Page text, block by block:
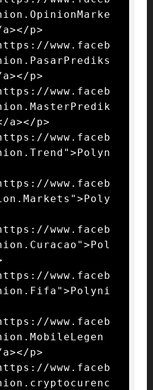
p>
www.faceb
p>
www.faceb
a></p>
www.faceb
www.faceb
www.faceb
www.faceb
www.faceb
p>
www.faceb